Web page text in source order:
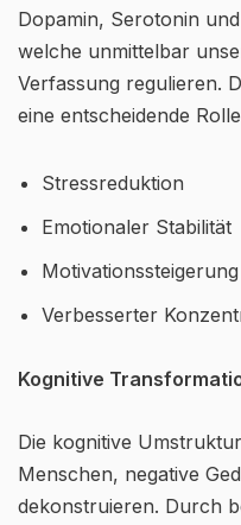
Dopamin, Serotonin
welche unmittelbar
Verfassung regulieren.
eine entscheidende
Stressreduktion
Emotionaler Stabilität
Motivationssteigerung
Verbesserter
Kognitive
Die kognitive
Menschen, negative
dekonstruieren. Durch